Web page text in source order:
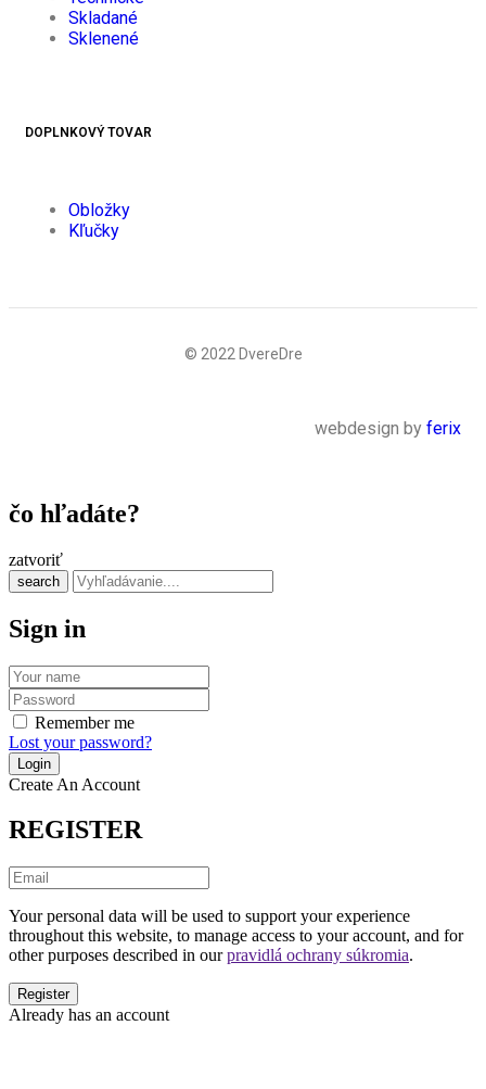
Skladané
Sklenené
DOPLNKOVÝ TOVAR
Obložky
Kľučky
© 2022 DvereDre
webdesign by ferix
čo hľadáte?
zatvoriť
search
Sign in
Remember me
Lost your password?
Create An Account
REGISTER
Your personal data will be used to support your experience
throughout this website, to manage access to your account, and for
other purposes described in ourpravidlá ochrany súkromia.
Already has an account